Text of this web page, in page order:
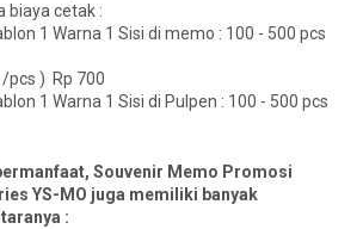
biaya cetak :
1 Warna 1 Sisi di memo : 100 - 500 pcs
/pcs ) Rp 700
1 Warna 1 Sisi di Pulpen : 100 - 500 pcs
Souvenir Memo Promosi
YS-MO juga memiliki banyak
: